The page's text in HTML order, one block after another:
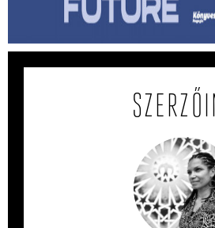
Megmenthető-e a feledéstől
értékes akkor, ha